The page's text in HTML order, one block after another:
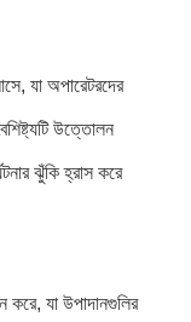
যা অপারেটরদের
উত্তোলন
ঝুঁকি হ্রাস করে
করে, যা উপাদানগুলির